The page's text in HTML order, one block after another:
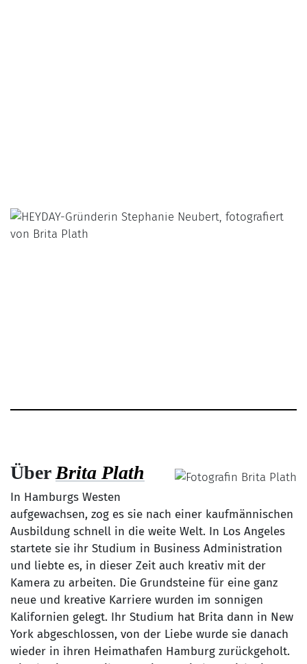
Über Brita Plath
In Hamburgs Westen
aufgewachsen, zog es sie nach einer kaufmännischen
Ausbildung schnell in die weite Welt. In Los Angeles
startete sie ihr Studium in Business Administration
und liebte es, in dieser Zeit auch kreativ mit der
Kamera zu arbeiten. Die Grundsteine für eine ganz
neue und kreative Karriere wurden im sonnigen
Kalifornien gelegt. Ihr Studium hat Brita dann in New
York abgeschlossen, von der Liebe wurde sie danach
wieder in ihren Heimathafen Hamburg zurückgeholt.